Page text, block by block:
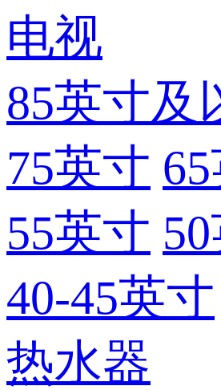
电视
85英寸及
75英寸
55英寸
40-45英寸
热水器